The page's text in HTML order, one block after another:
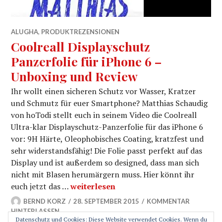
ALUGHA, PRODUKTREZENSIONEN
Coolreall Displayschutz
Panzerfolie für iPhone 6 –
Unboxing und Review
Ihr wollt einen sicheren Schutz vor Wasser, Kratzer
und Schmutz für euer Smartphone? Matthias Schaudig
von hoTodi stellt euch in seinem Video die Coolreall
Ultra-klar Displayschutz-Panzerfolie für das iPhone 6
vor: 9H Härte, Oleophobisches Coating, kratzfest und
sehr widerstandsfähig! Die Folie passt perfekt auf das
Display und ist außerdem so designed, dass man sich
nicht mit Blasen herumärgern muss. Hier könnt ihr
euch jetzt das …Coolreall Displayschutz Panzerfolie
weiterlesen
BERND KORZ 28. SEPTEMBER 2015
KOMMENTAR
HINTERLASSEN
Datenschutz und Cookies: Diese Website verwendet Cookies. Wenn du